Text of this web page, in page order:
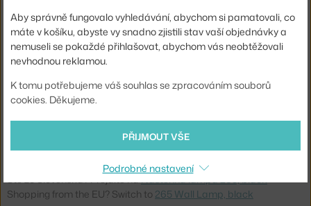
Stmívatelné:
ano
Distribuce světla: přímé osvětlení
Zdroj součástí:
ne
Max Watt (LED):
11,5 W
Příkon:
75 W
Kód produktu
FLO-A0300030
Shopping from the EU? Switch to 265 Wall Lamp, black
Aby správně fungovalo vyhledávání, abychom si pamatovali, co
máte v košíku, abyste vy snadno zjistili stav vaší objednávky a
nemuseli se pokaždé přihlašovat, abychom vás neobtěžovali
nevhodnou reklamou.
K tomu potřebujeme váš souhlas se zpracováním souborů
cookies. Děkujeme.
PŘIJMOUT VŠE
Podrobné nastavení